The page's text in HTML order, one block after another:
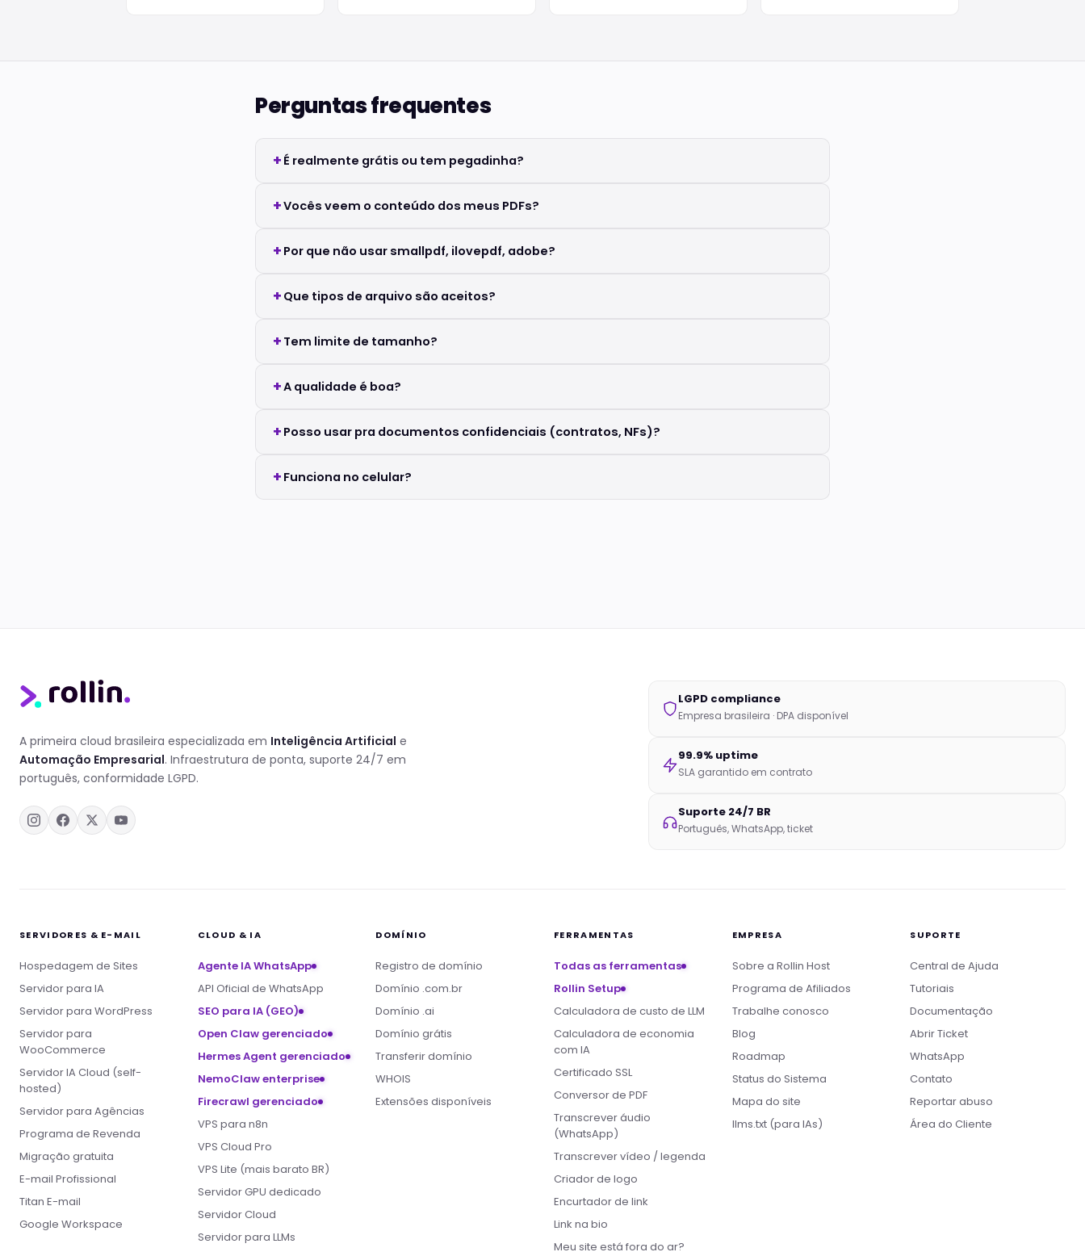
Perguntas frequentes
É realmente grátis ou tem pegadinha?
Vocês veem o conteúdo dos meus PDFs?
Por que não usar smallpdf, ilovepdf, adobe?
Que tipos de arquivo são aceitos?
Tem limite de tamanho?
A qualidade é boa?
Posso usar pra documentos confidenciais (contratos, NFs)?
Funciona no celular?
A primeira cloud brasileira especializada em Inteligência Artificial e
Automação Empresarial. Infraestrutura de ponta, suporte 24/7 em
português, conformidade LGPD.
LGPD compliance
Empresa brasileira · DPA disponível
99.9% uptime
SLA garantido em contrato
Suporte 24/7 BR
Português, WhatsApp, ticket
SERVIDORES & E-MAIL
Hospedagem de Sites
Servidor para IA
Servidor para WordPress
Servidor para
WooCommerce
Servidor IA Cloud (self-
hosted)
Servidor para Agências
Programa de Revenda
Migração gratuita
E-mail Profissional
Titan E-mail
Google Workspace
CLOUD & IA
Agente IA WhatsApp
API Oficial de WhatsApp
SEO para IA (GEO)
Open Claw gerenciado
Hermes Agent gerenciado
NemoClaw enterprise
Firecrawl gerenciado
VPS para n8n
VPS Cloud Pro
VPS Lite (mais barato BR)
Servidor GPU dedicado
Servidor Cloud
Servidor para LLMs
DOMÍNIO
Registro de domínio
Domínio .com.br
Domínio .ai
Domínio grátis
Transferir domínio
WHOIS
Extensões disponíveis
FERRAMENTAS
Todas as ferramentas
Rollin Setup
Calculadora de custo de LLM
Calculadora de economia
com IA
Certificado SSL
Conversor de PDF
Transcrever áudio
(WhatsApp)
Transcrever vídeo / legenda
Criador de logo
Encurtador de link
Link na bio
Meu site está fora do ar?
EMPRESA
Sobre a Rollin Host
Programa de Afiliados
Trabalhe conosco
Blog
Roadmap
Status do Sistema
Mapa do site
llms.txt (para IAs)
SUPORTE
Central de Ajuda
Tutoriais
Documentação
Abrir Ticket
WhatsApp
Contato
Reportar abuso
Área do Cliente
Online · Suporte Rollin